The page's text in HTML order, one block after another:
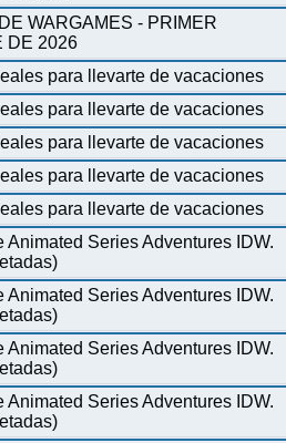
WARGAMES - PRIMER
DE 2026
para llevarte de vacaciones
para llevarte de vacaciones
para llevarte de vacaciones
para llevarte de vacaciones
para llevarte de vacaciones
Animated Series Adventures IDW.
Animated Series Adventures IDW.
Animated Series Adventures IDW.
Animated Series Adventures IDW.